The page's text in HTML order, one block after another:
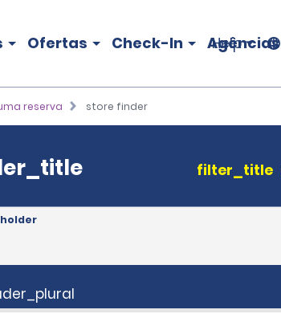
Ofertas Check-In Agências
Help
reserva store finder
filter_title